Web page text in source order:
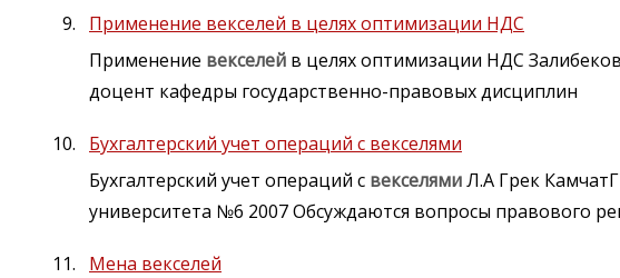
Применение векселей в целях оптимизации НДС
Применение векселей в целях оптимизации НДС
доцент кафедры государственно-правовых дисциплин
Бухгалтерский учет операций с векселями
Бухгалтерский учет операций с векселямиЛ.А Грек
университета №6 2007 Обсуждаются вопросы правового
Мена векселей